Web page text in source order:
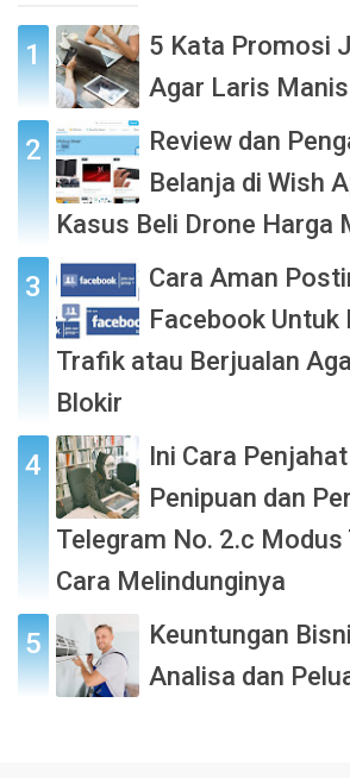
5 Kata Promosi
Agar Laris
Review dan
Belanja di Wish
Kasus Beli Drone Harga
Cara Aman
Facebook Untuk
Trafik atau Berjualan
Blokir
Ini Cara
Penipuan dan
Telegram No. 2.c Modus
Cara Melindunginya
Keuntungan
Analisa dan